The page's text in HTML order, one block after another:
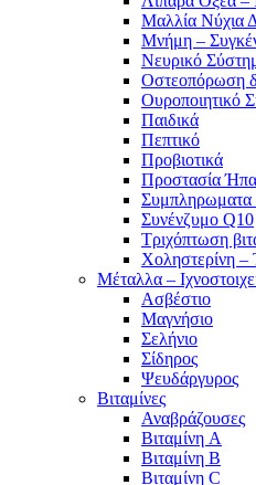
Μαλλία Νύχια
Μνήμη –
Νευρικό
Οστεοπόρωση
Ουροποιητικό
Παιδικά
Πεπτικό
Προβιοτικά
Προστασία
Συμπληρωματα
Συνένζυμο Q10
Τριχόπτωση
Χοληστερίνη –
Μέταλλα –
Ασβέστιο
Μαγνήσιο
Σελήνιο
Σίδηρος
Ψευδάργυρος
Βιταμίνες
Αναβράζουσες
Βιταμίνη A
Βιταμίνη B
Βιταμίνη C